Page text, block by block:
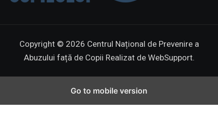
Copyright © 2026 Centrul Național de Prevenire a
Abuzului față de Copii Realizat de WebSupport.
Go to mobile version